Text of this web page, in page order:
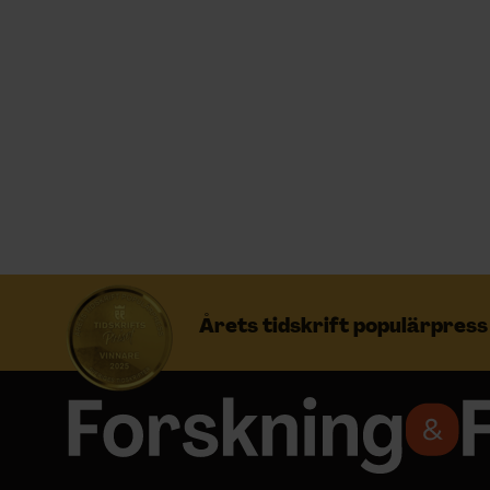
Årets tidskrift populärpress
NYHETSBREV
ÄMNEN
ARKIV & E-TIDNING
LYSSNA/PODD